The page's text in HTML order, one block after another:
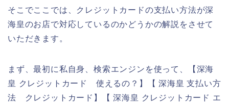
そこでここでは、クレジットカードの支払い方法が深
海皇のお店で対応しているのかどうかの解説をさせて
いただきます。
まず、最初に私自身、検索エンジンを使って、【深海
皇 クレジットカード 使えるの？】【 深海皇 支払い方
法 クレジットカード】【 深海皇 クレジットカード エ